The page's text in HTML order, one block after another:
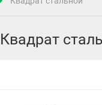
Квадрат